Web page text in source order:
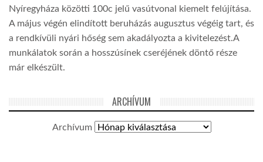
Nyíregyháza közötti 100c jelű vasútvonal kiemelt felújítása.
A május végén elindított beruházás augusztus végéig tart, és
a rendkívüli nyári hőség sem akadályozta a kivitelezést.A
munkálatok során a hosszúsínek cseréjének döntő része
már elkészült.
ARCHÍVUM
Archívum